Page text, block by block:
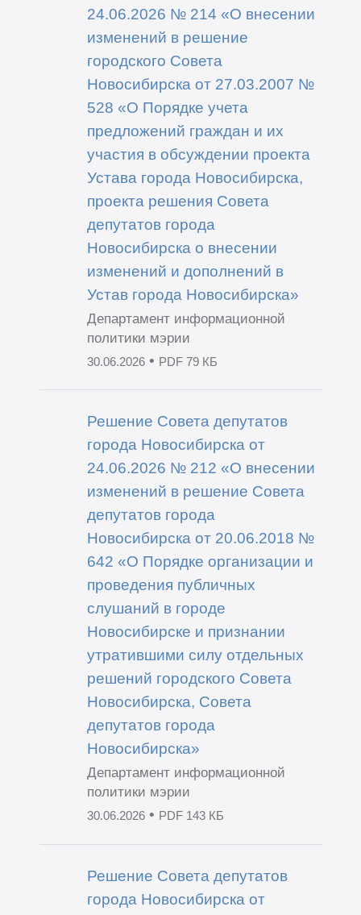
24.06.2026 № 214 «О внесении
изменений в решение
городского Совета
Новосибирска от 27.03.2007 №
528 «О Порядке учета
предложений граждан и их
участия в обсуждении проекта
Устава города Новосибирска,
проекта решения Совета
депутатов города
Новосибирска о внесении
изменений и дополнений в
Устав города Новосибирска»
Департамент информационной
политики мэрии
30.06.2026• PDF 79 КБ
Решение Совета депутатов
города Новосибирска от
24.06.2026 № 212 «О внесении
изменений в решение Совета
депутатов города
Новосибирска от 20.06.2018 №
642 «О Порядке организации и
проведения публичных
слушаний в городе
Новосибирске и признании
утратившими силу отдельных
решений городского Совета
Новосибирска, Совета
депутатов города
Новосибирска»
Департамент информационной
политики мэрии
30.06.2026• PDF 143 КБ
Решение Совета депутатов
города Новосибирска от